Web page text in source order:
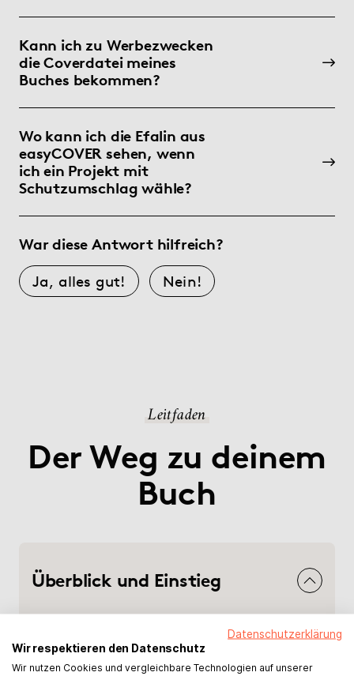
Kann ich zu Werbezwecken
die Coverdatei meines
Buches bekommen?
Wo kann ich die Efalin aus
easyCOVER sehen, wenn
ich ein Projekt mit
Schutzumschlag wähle?
War diese Antwort hilfreich?
Ja, alles gut!
Nein!
Leitfaden
Der Weg zu deinem
Buch
Überblick und Einstieg
Datenschutzerklärung
Wir respektieren den Datenschutz
Wir nutzen Cookies und vergleichbare Technologien auf unserer